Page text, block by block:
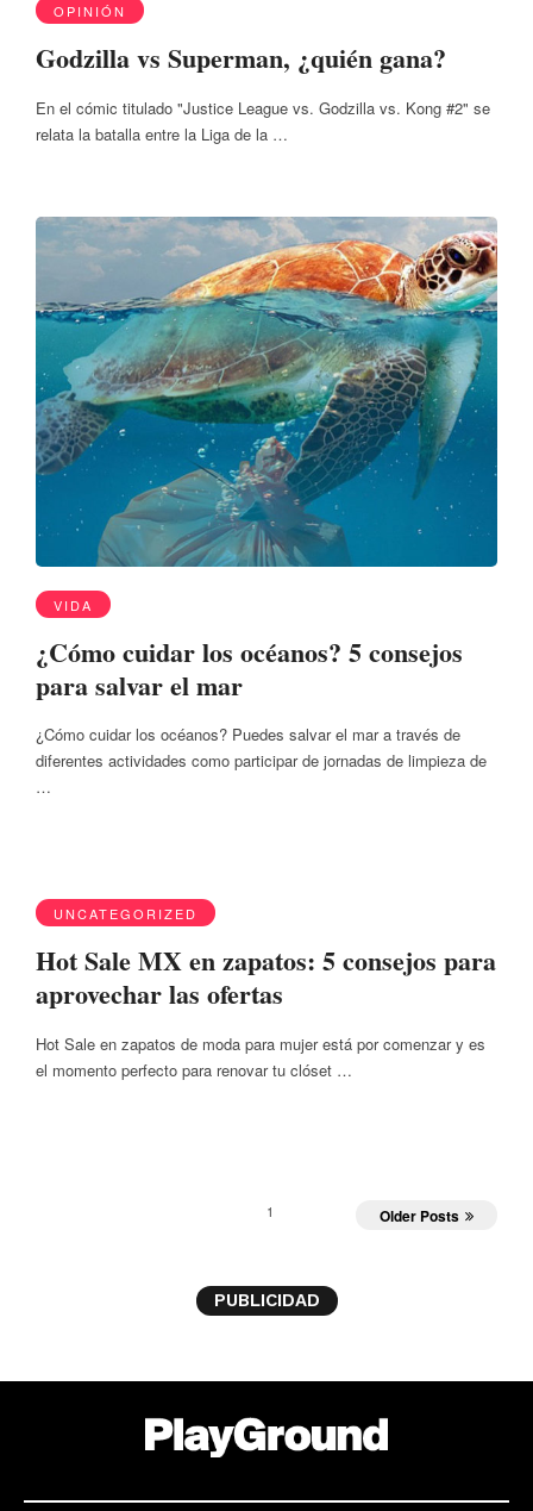
OPINIÓN
Godzilla vs Superman, ¿quién gana?
En el cómic titulado "Justice League vs. Godzilla vs. Kong #2" se
relata la batalla entre la Liga de la …
VIDA
¿Cómo cuidar los océanos? 5 consejos
para salvar el mar
¿Cómo cuidar los océanos? Puedes salvar el mar a través de
diferentes actividades como participar de jornadas de limpieza de
…
UNCATEGORIZED
Hot Sale MX en zapatos: 5 consejos para
aprovechar las ofertas
Hot Sale en zapatos de moda para mujer está por comenzar y es
el momento perfecto para renovar tu clóset …
1 Older Posts
PUBLICIDAD